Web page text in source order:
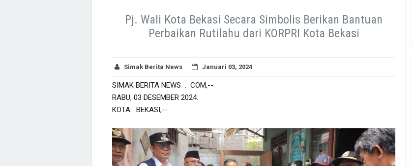
Pj. Wali Kota Bekasi Secara Simbolis Berikan Bantuan
Perbaikan Rutilahu dari KORPRI Kota Bekasi
Simak Berita News Januari 03, 2024
SIMAK BERITA NEWS . COM,--
RABU, 03 DESEMBER 2024.
KOTA BEKASI,--